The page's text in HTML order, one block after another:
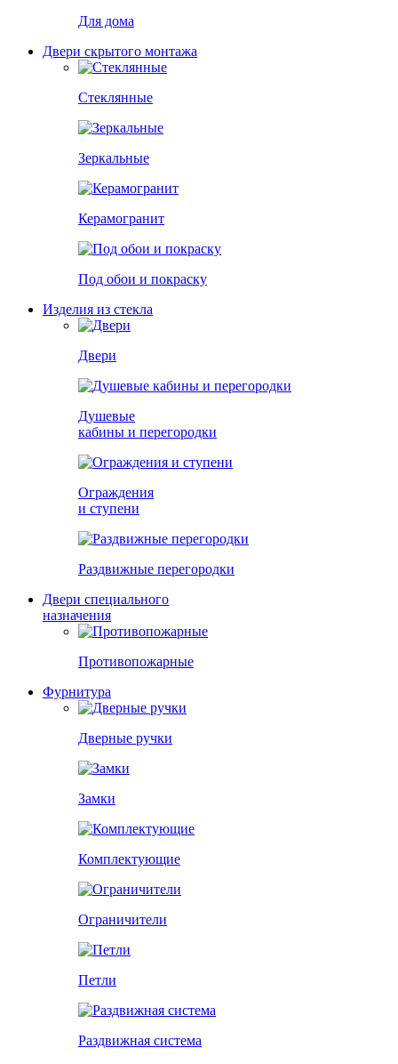
Для дома
Двери скрытого монтажа
Стеклянные
Зеркальные
Керамогранит
Под обои и покраску
Изделия из стекла
Двери
Душевые
кабины и перегородки
Ограждения
и ступени
Раздвижные перегородки
Двери специального
назначения
Противопожарные
Фурнитура
Дверные ручки
Замки
Комплектующие
Ограничители
Петли
Раздвижная система